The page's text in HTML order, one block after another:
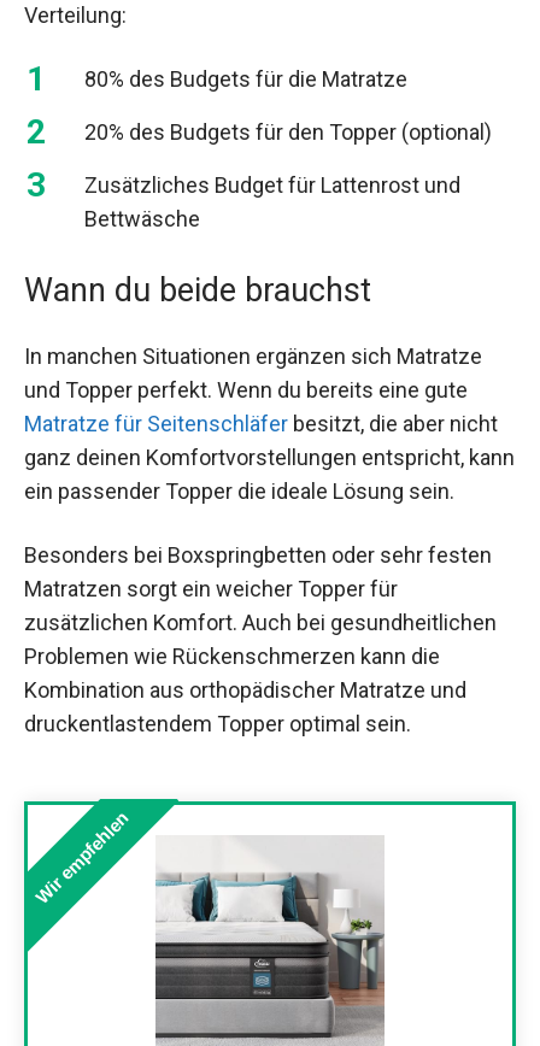
Verteilung:
80% des Budgets für die Matratze
20% des Budgets für den Topper (optional)
Zusätzliches Budget für Lattenrost und
Bettwäsche
Wann du beide brauchst
In manchen Situationen ergänzen sich Matratze
und Topper perfekt. Wenn du bereits eine gute
Matratze für Seitenschläfer besitzt, die aber nicht
ganz deinen Komfortvorstellungen entspricht, kann
ein passender Topper die ideale Lösung sein.
Besonders bei Boxspringbetten oder sehr festen
Matratzen sorgt ein weicher Topper für
zusätzlichen Komfort. Auch bei gesundheitlichen
Problemen wie Rückenschmerzen kann die
Kombination aus orthopädischer Matratze und
druckentlastendem Topper optimal sein.
Wir empfehlen